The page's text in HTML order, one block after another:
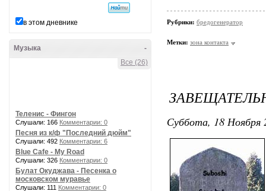
в этом дневнике
-
Музыка
Все (26)
Теленис - Фингон
Слушали: 166 Комментарии: 0
Песня из к/ф "Последний дюйм"
Слушали: 492 Комментарии: 6
Blue Cafe - My Road
Слушали: 326 Комментарии: 0
Булат Окуджава - Песенка о
московском муравье
Слушали: 111 Комментарии: 0
Рубрики: бредогенератор
Метки: зона контакта
Суббота, 18 Ноября